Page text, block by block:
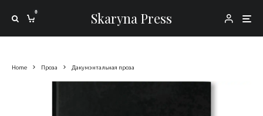
0 Skaryna Press
Home Проза Дакумэнтальная проза